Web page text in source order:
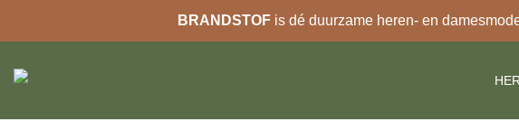
BRANDSTOFis dé duurzame heren- en
naar
inhoud